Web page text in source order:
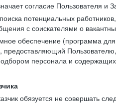
согласие Пользователя и
потенциальных
с соискателями о
обеспечение (программа
Пользователю,
персонала и
обязуется не совершать